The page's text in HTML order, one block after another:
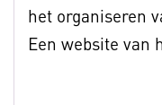
het organiseren
Een website van